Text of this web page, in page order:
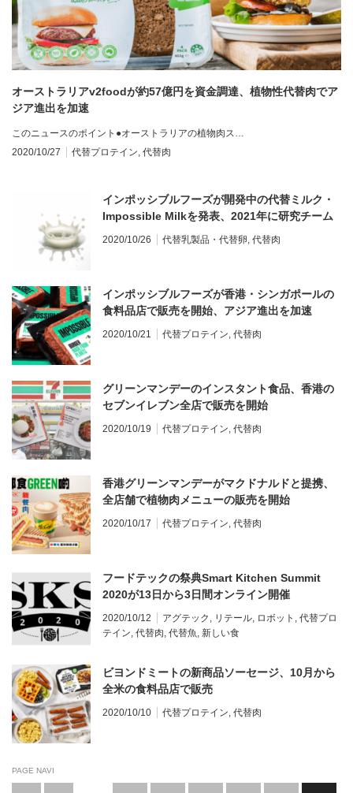
オーストラリアv2foodが約57億円を資金調達、植物性代替肉でア
ジア進出を加速
このニュースのポイント●オーストラリアの植物肉ス…
2020/10/27
代替プロテイン, 代替肉
インポッシブルフーズが開発中の代替ミルク・
Impossible Milkを発表、2021年に研究チーム
2020/10/26 代替乳製品・代替卵, 代替肉
インポッシブルフーズが香港・シンガポールの
食料品店で販売を開始、アジア進出を加速
2020/10/21 代替プロテイン, 代替肉
グリーンマンデーのインスタント食品、香港の
セブンイレブン全店で販売を開始
2020/10/19 代替プロテイン, 代替肉
香港グリーンマンデーがマクドナルドと提携、
全店舗で植物肉メニューの販売を開始
2020/10/17 代替プロテイン, 代替肉
フードテックの祭典Smart Kitchen Summit
2020が13日から3日間オンライン開催
2020/10/12 アグテック , リテール, ロボット , 代替プロ
テイン, 代替肉, 代替魚, 新しい食
ビヨンドミートの新商品ソーセージ、10月から
全米の食料品店で販売
2020/10/10 代替プロテイン, 代替肉
PAGE NAVI